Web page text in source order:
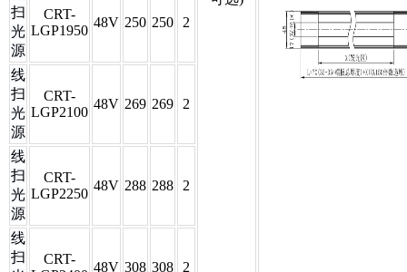
扫
光
源
CRT-
LGP1950
48V 250 250 2
线
扫
光
源
CRT-
LGP2100
48V 269 269 2
线
扫
光
源
CRT-
LGP2250
48V 288 288 2
线
扫
CRT-
48V 308 308 2